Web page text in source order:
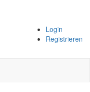
Login
Registrieren